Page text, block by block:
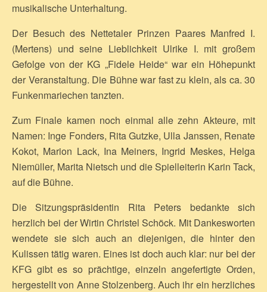
musikalische Unterhaltung.
Der Besuch des Nettetaler Prinzen Paares Manfred I.
(Mertens) und seine Lieblichkeit Ulrike I. mit großem
Gefolge von der KG „Fidele Heide“ war ein Höhepunkt
der Veranstaltung. Die Bühne war fast zu klein, als ca. 30
Funkenmariechen tanzten.
Zum Finale kamen noch einmal alle zehn Akteure, mit
Namen: Inge Fonders, Rita Gutzke, Ulla Janssen, Renate
Kokot, Marion Lack, Ina Meiners, Ingrid Meskes, Helga
Niemüller, Marita Nietsch und die Spielleiterin Karin Tack,
auf die Bühne.
Die Sitzungspräsidentin Rita Peters bedankte sich
herzlich bei der Wirtin Christel Schöck. Mit Dankesworten
wendete sie sich auch an diejenigen, die hinter den
Kulissen tätig waren. Eines ist doch auch klar: nur bei der
KFG gibt es so prächtige, einzeln angefertigte Orden,
hergestellt von Anne Stolzenberg. Auch ihr ein herzliches